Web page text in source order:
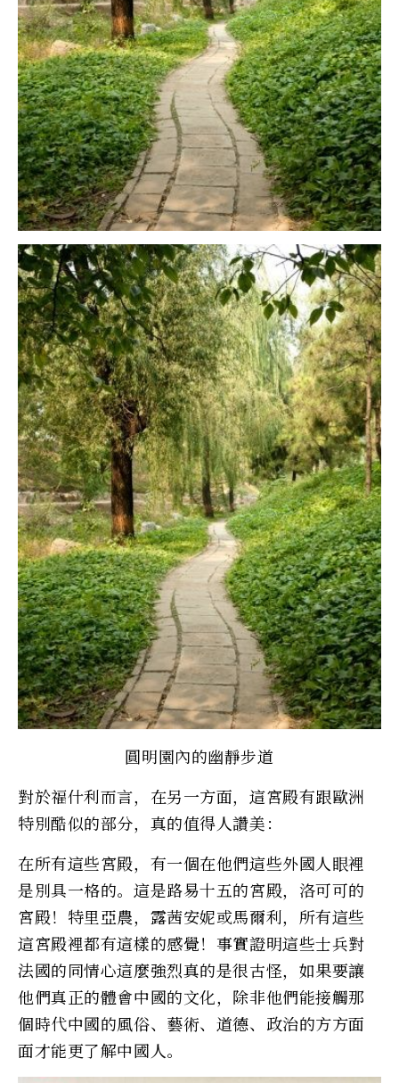
圓明園內的幽靜步道
對於福什利而言，在另一方面，這宮殿有跟歐洲
特別酷似的部分，真的值得人讚美：
在所有這些宮殿，有一個在他們這些外國人眼裡
是別具一格的。這是路易十五的宮殿，洛可可的
宮殿！特里亞農，露茜安妮或馬爾利，所有這些
這宮殿裡都有這樣的感覺！事實證明這些士兵對
法國的同情心這麼強烈真的是很古怪，如果要讓
他們真正的體會中國的文化，除非他們能接觸那
個時代中國的風俗、藝術、道德、政治的方方面
面才能更了解中國人。